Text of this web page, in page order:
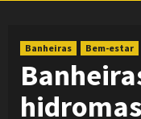
Banheiras Bem-estar